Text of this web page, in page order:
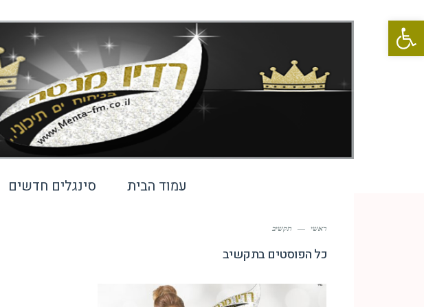
פתח סרגל נגישות
עמוד הבית סינגלים חדשים
ראשי — תקשיב
כל הפוסטים בתקשיב